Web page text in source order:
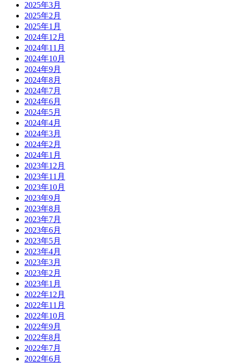
2025年3月
2025年2月
2025年1月
2024年12月
2024年11月
2024年10月
2024年9月
2024年8月
2024年7月
2024年6月
2024年5月
2024年4月
2024年3月
2024年2月
2024年1月
2023年12月
2023年11月
2023年10月
2023年9月
2023年8月
2023年7月
2023年6月
2023年5月
2023年4月
2023年3月
2023年2月
2023年1月
2022年12月
2022年11月
2022年10月
2022年9月
2022年8月
2022年7月
2022年6月